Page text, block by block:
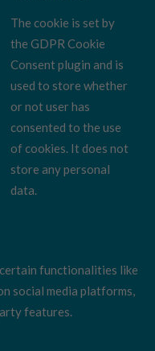
The cookie is set by
the GDPR Cookie
Consent plugin and is
used to store whether
or not user has
consented to the use
of cookies. It does not
store any personal
data.
functionalities like
social media platforms,
features.